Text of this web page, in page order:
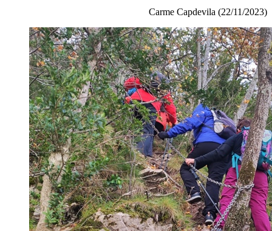
Carme Capdevila (22/11/2023)